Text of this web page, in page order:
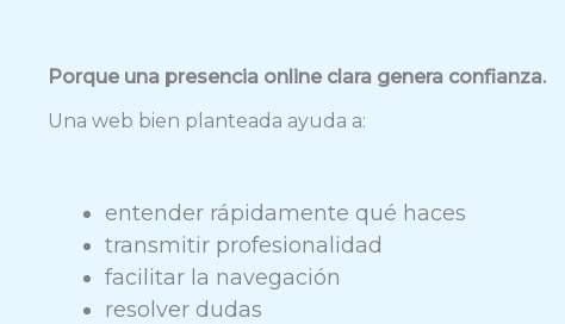
Porque una presencia online clara genera confianza.
Una web bien planteada ayuda a:
entender rápidamente qué haces
transmitir profesionalidad
facilitar la navegación
resolver dudas